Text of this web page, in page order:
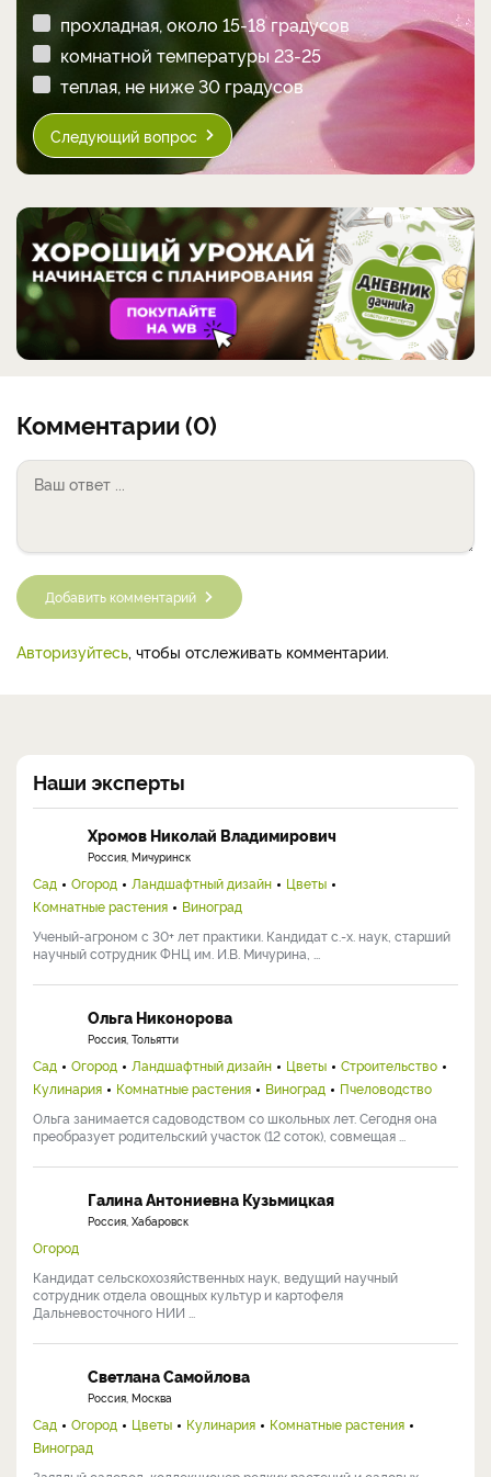
прохладная, около 15-18 градусов
комнатной температуры 23-25
теплая, не ниже 30 градусов
Следующий вопрос
Комментарии (0)
Добавить комментарий
Авторизуйтесь, чтобы отслеживать комментарии.
Наши эксперты
Хромов Николай Владимирович
Россия, Мичуринск
Сад Огород Ландшафтный дизайн
Цветы
Комнатные растения
Виноград
Ученый-агроном с 30+ лет практики. Кандидат с.-х. наук, старший
научный сотрудник ФНЦ им. И.В. Мичурина, ...
Ольга Никонорова
Россия, Тольятти
Сад Огород Ландшафтный дизайн Цветы
Строительство
Кулинария
Комнатные растения Виноград
Пчеловодство
Ольга занимается садоводством со школьных лет. Сегодня она
преобразует родительский участок (12 соток), совмещая ...
Галина Антониевна Кузьмицкая
Россия, Хабаровск
Огород
Кандидат сельскохозяйственных наук, ведущий научный
сотрудник отдела овощных культур и картофеля
Дальневосточного НИИ ...
Светлана Самойлова
Россия, Москва
Сад Огород Цветы Кулинария
Комнатные растения
Виноград